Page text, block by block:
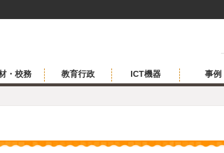
・校務 教育行政 ICT機器 事例